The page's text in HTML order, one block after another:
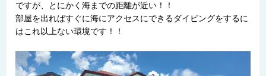
ですが、とにかく海までの距離が近い！！
部屋を出ればすぐに海にアクセスにできるダイビングをするに
はこれ以上ない環境です！！